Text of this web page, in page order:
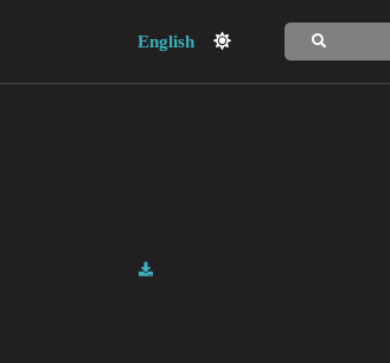
English